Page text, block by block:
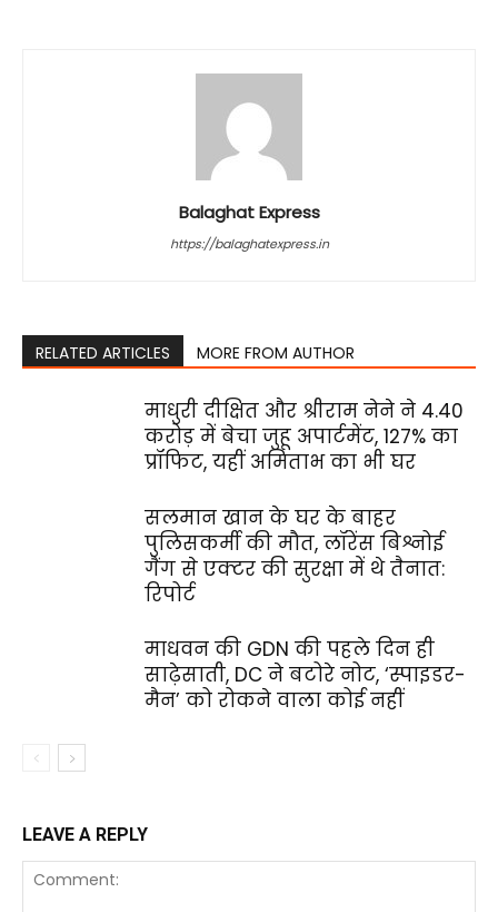
Balaghat Express
https://balaghatexpress.in
RELATED ARTICLES MORE FROM AUTHOR
माधुरी दीक्षित और श्रीराम नेने ने ₹4.40
करोड़ में बेचा जुहू अपार्टमेंट, 127% का
प्रॉफिट, यहीं अमिताभ का भी घर
सलमान खान के घर के बाहर
पुलिसकर्मी की मौत, लॉरेंस बिश्नोई
गैंग से एक्टर की सुरक्षा में थे तैनात:
रिपोर्ट
माधवन की GDN की पहले दिन ही
साढ़ेसाती, DC ने बटोरे नोट, ‘स्पाइडर-
मैन’ को रोकने वाला कोई नहीं
LEAVE A REPLY